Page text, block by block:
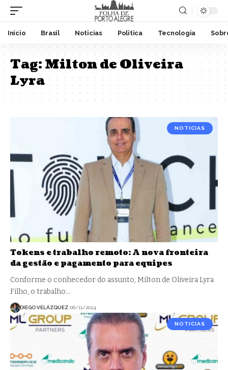
Início Brasil Noticias Politica Tecnologia
Tag:Milton de Oliveira
Lyra
NOTICIAS
Tokens e trabalho remoto: A nova fronteira
da gestão e pagamento para equipes
Conforme o conhecedor do assunto, Milton de Oliveira Lyra
Filho, o trabalho…
DIEGO VELÁZQUEZ 06/11/2024
NOTICIAS